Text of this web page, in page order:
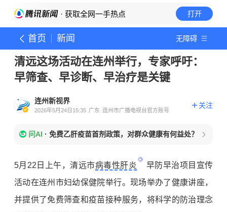
· 获取全网一手热点 打开
首页 新闻 无障碍
清远这场活动在连州举行，专家呼吁：
早筛查、早诊断、早治疗是关键
连州新视界
2026年5月24日15:35 广东 连州市广播电视台官方账号
关注
问AI · 免费乙肝疫苗首剂政策，对群众健康有何益处？
5月22日上午，清远市病毒性肝炎
早防早治项目宣传
活动在连州市妇幼保健院举行。现场举办了健康讲座，
并提供了免费筛查和疫苗接种服务，将科学的防治理念